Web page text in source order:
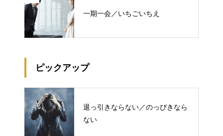
一期一会／いちごいちえ
ピックアップ
退っ引きならない／のっぴきなら
ない